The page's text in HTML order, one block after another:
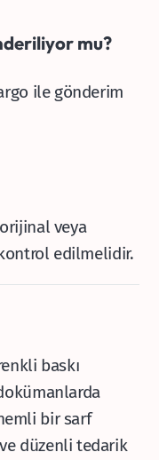
mu?
ile gönderim
veya
edilmelidir.
baskı
bir sarf
düzenli tedarik